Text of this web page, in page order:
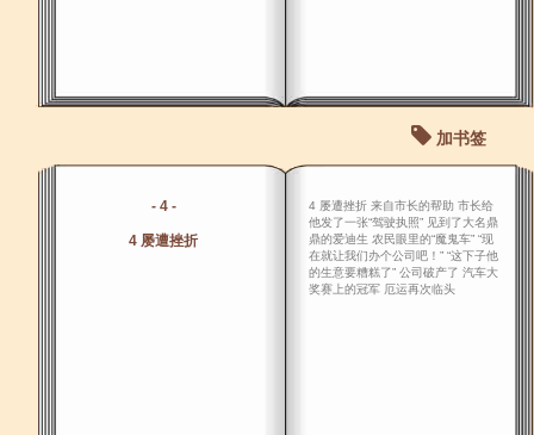
加书签
- 4 -
4 屡遭挫折
4 屡遭挫折 来自市长的帮助 市长给
他发了一张“驾驶执照” 见到了大名鼎
鼎的爱迪生 农民眼里的“魔鬼车” “现
在就让我们办个公司吧！” “这下子他
的生意要糟糕了” 公司破产了 汽车大
奖赛上的冠军 厄运再次临头